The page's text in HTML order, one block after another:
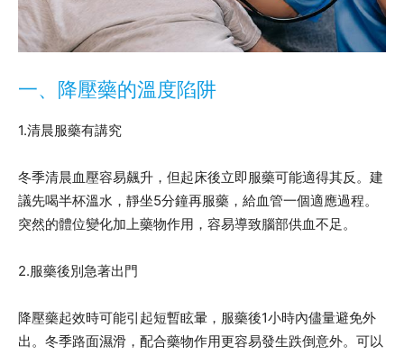
一、降壓藥的溫度陷阱
1.清晨服藥有講究
冬季清晨血壓容易飆升，但起床後立即服藥可能適得其反。建
議先喝半杯溫水，靜坐5分鐘再服藥，給血管一個適應過程。
突然的體位變化加上藥物作用，容易導致腦部供血不足。
2.服藥後別急著出門
降壓藥起效時可能引起短暫眩暈，服藥後1小時內儘量避免外
出。冬季路面濕滑，配合藥物作用更容易發生跌倒意外。可以